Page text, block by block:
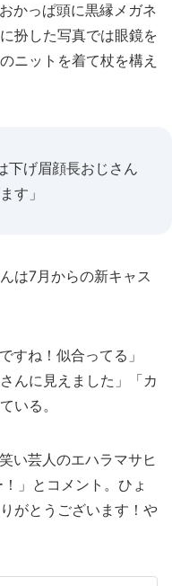
かっぱ頭に黒縁メガネ
扮した写真では眼鏡を
ニットを着て杖を構え
下げ眉顔長おじさん
す」
は7月からの新キャス
すね！似合ってる」
んに見えました」「カ
いる。
い芸人のエハラマサヒ
」とコメント。ひょ
がとうございます！や